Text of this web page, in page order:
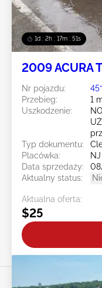
1d : 2h : 17m : 48s
2009 ACURA
Nr pojazdu:
Przebieg:
1
Uszkodzenie:
Typ dokumentu:
Placówka:
Data sprzedaży:
Aktualny status:
Aktualna oferta:
$25